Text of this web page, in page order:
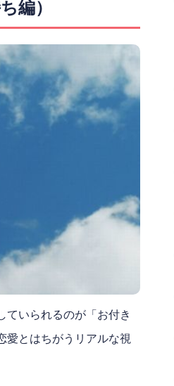
編）
ていられるのが「お付き
愛とはちがうリアルな視